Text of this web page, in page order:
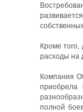
Кроме
расходы на
Компания
приобрела
полной